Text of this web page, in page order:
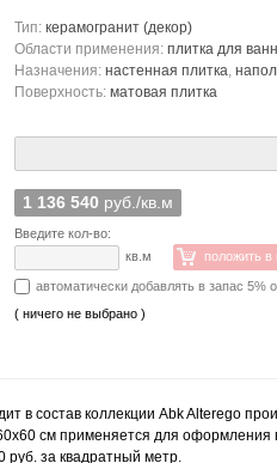
Тип: керамогранит (декор)
Области применения: плитка для
Назначения: настенная плитка,
Поверхность: матовая плитка
1 136 540 руб./кв.м
Введите кол-во:
кв.м
положить в
автоматически добавлять в запас 5%
( ничего не выбрано )
в состав коллекции Abk Alterego
см применяется для оформления
руб. за квадратный метр.